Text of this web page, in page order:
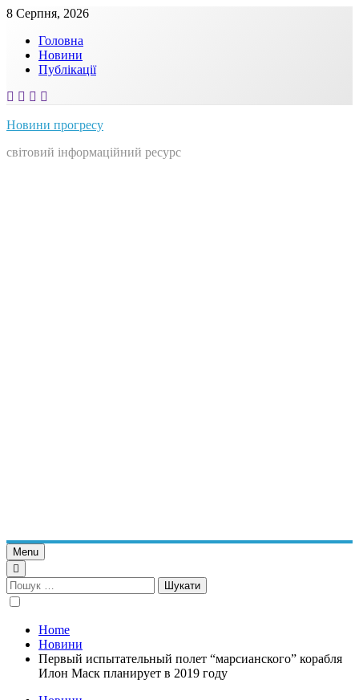
Skip
content
8 Серпня, 2026
Головна
Новини
Публікації
Новини прогресу
світовий інформаційний ресурс
Menu
Пошук:
Home
Новини
Первый испытательный полет “марсианского” корабля
Илон Маск планирует в 2019 году